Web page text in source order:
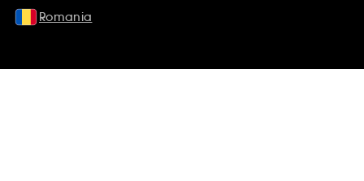
Romania